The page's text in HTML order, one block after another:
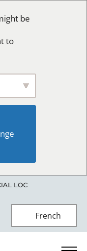
be
to
LOC
French